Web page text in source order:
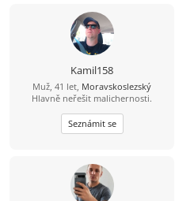
Kamil158
Muž, 41 let, Moravskoslezský
Hlavně neřešit malichernosti.
Seznámit se